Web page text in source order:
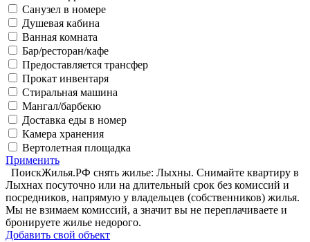
Санузел в номере
Душевая кабина
Ванная комната
Бар/ресторан/кафе
Предоставляется трансфер
Прокат инвентаря
Стиральная машина
Мангал/барбекю
Доставка еды в номер
Камера хранения
Вертолетная площадка
Применить
ПоискЖилья.РФ снять жилье: Лыхны. Снимайте квартиру в
Лыхнах посуточно или на длительный срок без комиссий и
посредников, напрямую у владельцев (собственников) жилья.
Мы не взимаем комиссий, а значит вы не переплачиваете и
бронируете жилье недорого.
Добавить свой объект